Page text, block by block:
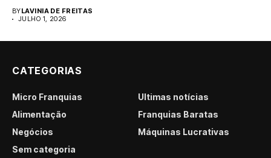
BYLAVINIA DE FREITAS
JULHO 1, 2026
CATEGORIAS
Micro Franquias
Últimas notícias
Alimentação
Franquias Baratas
Negócios
Máquinas Lucrativas
Sem categoria